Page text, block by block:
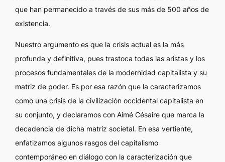
que han permanecido a través de sus más de 500 años de
existencia.
Nuestro argumento es que la crisis actual es la más
profunda y definitiva, pues trastoca todas las aristas y los
procesos fundamentales de la modernidad capitalista y su
matriz de poder. Es por esa razón que la caracterizamos
como una crisis de la civilización occidental capitalista en
su conjunto, y declaramos con Aimé Césaire que marca la
decadencia de dicha matriz societal. En esa vertiente,
enfatizamos algunos rasgos del capitalismo
contemporáneo en diálogo con la caracterización que